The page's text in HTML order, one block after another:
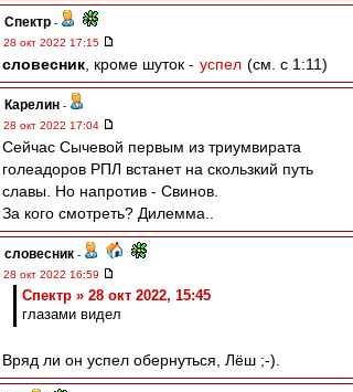
Спектр -
28 окт 2022 17:15
словесник , кроме шуток - успел (см. с 1:11)
Карелин -
28 окт 2022 17:04
Сейчас Сычевой первым из триумвирата
голеадоров РПЛ встанет на скользкий путь
славы. Но напротив - Свинов.
За кого смотреть? Дилемма..
словесник -
28 окт 2022 16:59
Спектр » 28 окт 2022, 15:45
глазами видел
Вряд ли он успел обернуться, Лёш ;-).